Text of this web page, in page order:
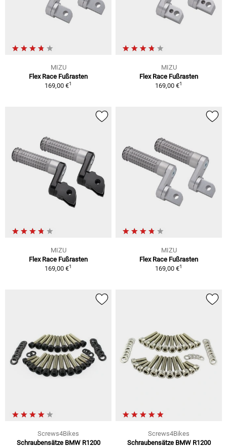
MIZU
Flex Race Fußrasten
169,00 €1
MIZU
Flex Race Fußrasten
169,00 €1
MIZU
Flex Race Fußrasten
169,00 €1
MIZU
Flex Race Fußrasten
169,00 €1
Screws4Bikes
Schraubensätze BMW R1200
Screws4Bikes
Schraubensätze BMW R1200